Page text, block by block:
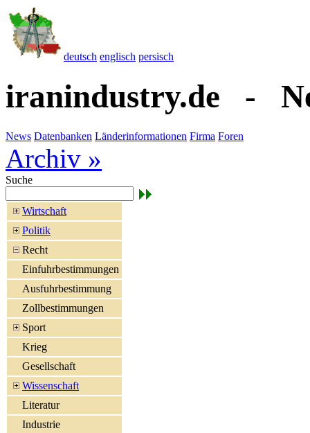
deutsch englisch persisch
iranindustry.de -
News Datenbanken Länderinformationen Firma Foren
Archiv »
Suche
Wirtschaft
Politik
Recht
Einfuhrbestimmungen
Ausfuhrbestimmung
Zollbestimmungen
Sport
Krieg
Gesellschaft
Wissenschaft
Literatur
Industrie